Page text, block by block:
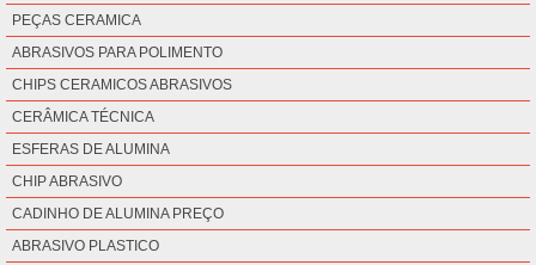
PEÇAS CERAMICA
ABRASIVOS PARA POLIMENTO
CHIPS CERAMICOS ABRASIVOS
CERÂMICA TÉCNICA
ESFERAS DE ALUMINA
CHIP ABRASIVO
CADINHO DE ALUMINA PREÇO
ABRASIVO PLASTICO